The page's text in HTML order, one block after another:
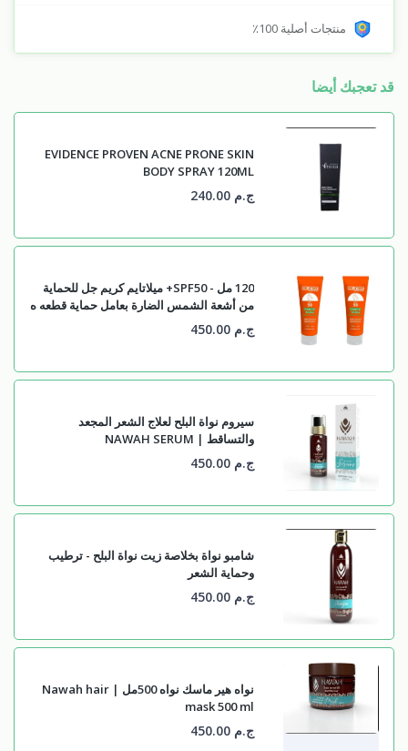
منتجات أصلية 100٪
قد تعجبك أيضا
EVIDENCE PROVEN ACNE PRONE SKIN
BODY SPRAY 120ML
ج.م 240.00
120 مل - SPF50+ ميلاتايم كريم جل للحماية
من أشعة الشمس الضارة بعامل حماية قطعه ه
ج.م 450.00
سيروم نواة البلح لعلاج الشعر المجعد
والتساقط | NAWAH SERUM
ج.م 450.00
شامبو نواة بخلاصة زيت نواة البلح - ترطيب
وحماية الشعر
ج.م 450.00
نواه هير ماسك نواه 500مل | Nawah hair
mask 500 ml
ج.م 450.00